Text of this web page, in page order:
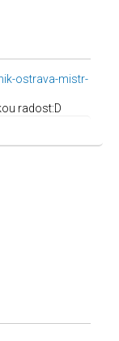
ostrava-mistr-
radost:D